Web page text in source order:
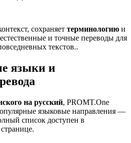
сохраняет терминологию и
и точные переводы для
текстов..
языки и
на русский, PROMT.One
языковые направления —
список доступен в